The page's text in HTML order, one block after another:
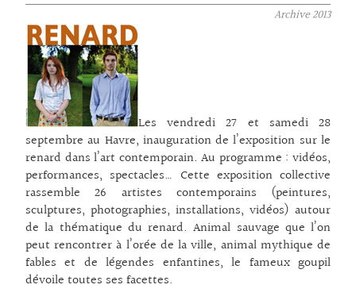
Archive2013
Les vendredi 27 et samedi 28
septembre au Havre, inauguration de l’exposition sur le
renard dans l’art contemporain. Au programme : vidéos,
performances, spectacles… Cette exposition collective
rassemble 26 artistes contemporains (peintures,
sculptures, photographies, installations, vidéos) autour
de la thématique du renard. Animal sauvage que l’on
peut rencontrer à l’orée de la ville, animal mythique de
fables et de légendes enfantines, le fameux goupil
dévoile toutes ses facettes.